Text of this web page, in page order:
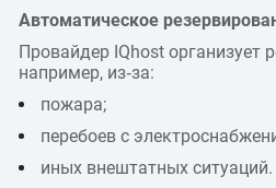
Автоматическое
Провайдер IQhost организует
например, из‑за:
пожара;
перебоев с
иных внештатных ситуаций.